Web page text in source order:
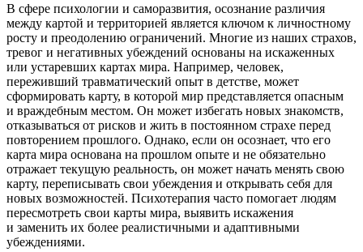
В сфере психологии и саморазвития, осознание различия
между картой и территорией является ключом к личностному
росту и преодолению ограничений. Многие из наших страхов,
тревог и негативных убеждений основаны на искаженных
или устаревших картах мира. Например, человек,
переживший травматический опыт в детстве, может
сформировать карту, в которой мир представляется опасным
и враждебным местом. Он может избегать новых знакомств,
отказываться от рисков и жить в постоянном страхе перед
повторением прошлого. Однако, если он осознает, что его
карта мира основана на прошлом опыте и не обязательно
отражает текущую реальность, он может начать менять свою
карту, переписывать свои убеждения и открывать себя для
новых возможностей. Психотерапия часто помогает людям
пересмотреть свои карты мира, выявить искажения
и заменить их более реалистичными и адаптивными
убеждениями.